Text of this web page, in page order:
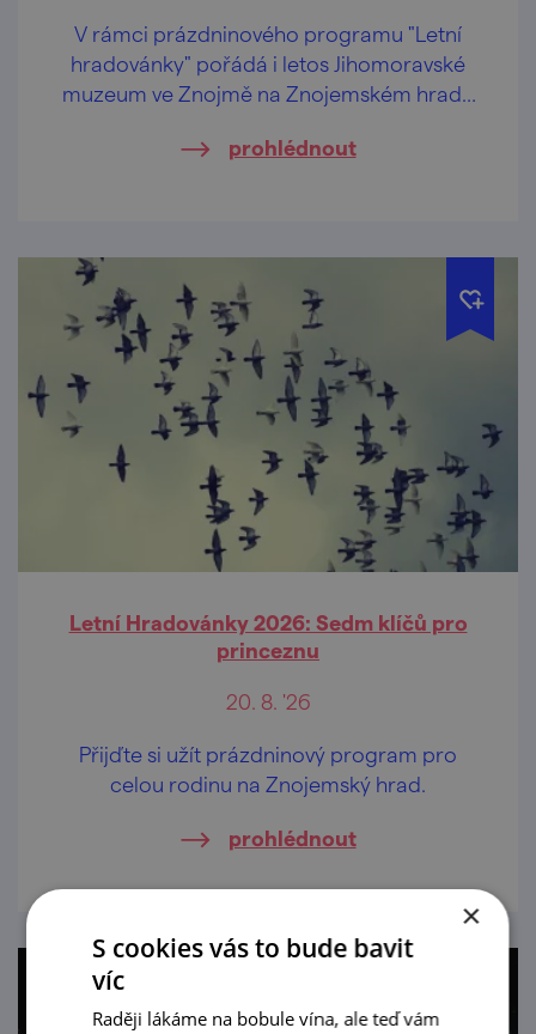
V rámci prázdninového programu "Letní
hradovánky" pořádá i letos Jihomoravské
muzeum ve Znojmě na Znojemském hradě
jejich pra/rodiče.
prohlédnout
Letní Hradovánky 2026: Sedm klíčů pro
princeznu
20. 8. '26
Přijďte si užít prázdninový program pro
celou rodinu na Znojemský hrad.
prohlédnout
×
S cookies vás to bude bavit
víc
Raději lákáme na bobule vína, ale teď vám